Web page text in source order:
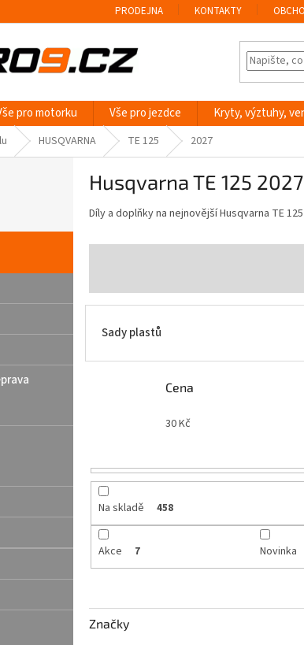
PRODEJNA KONTAKTY
pro motorku Vše pro jezdce Kryty, výztuhy,
HUSQVARNA TE 125 2027
Husqvarna TE 125 2027
Díly a doplňky na nejnovější Husqvarna TE
Sady plastů
Cena
30Kč
Na skladě 458
Akce 7 Novinka
Značky